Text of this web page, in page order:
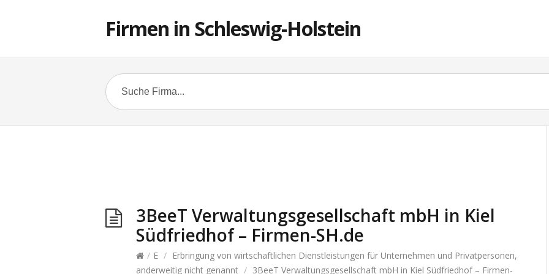
Firmen in Schleswig-Holstein
3BeeT Verwaltungsgesellschaft mbH in Kiel
Südfriedhof – Firmen-SH.de
/ E / Erbringung von wirtschaftlichen Dienstleistungen für Unternehmen und Privatpersonen,
anderweitig nicht genannt / 3BeeT Verwaltungsgesellschaft mbH in Kiel Südfriedhof – Firmen-